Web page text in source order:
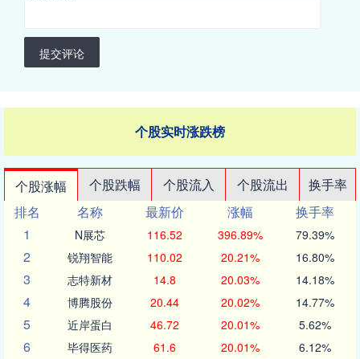
提交评论
个股实时涨跌榜
个股涨幅 个股跌幅 个股流入 个股流出
换手率
排名
名称 最新价 涨幅
换手率
1
N展芯 116.52 396.89% 79.39%
2 锐翔智能 110.02 20.21% 16.80%
3 志特新材 14.8 20.03% 14.18%
4 博腾股份 20.44 20.02% 14.77%
5 近岸蛋白 46.72 20.01% 5.62%
6 毕得医药 61.6 20.01% 6.12%